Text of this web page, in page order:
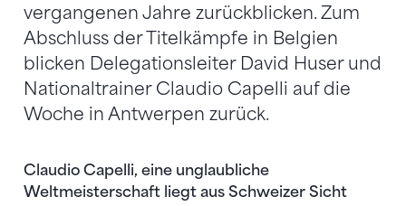
vergangenen Jahre zurückblicken. Zum
Abschluss der Titelkämpfe in Belgien
blicken Delegationsleiter David Huser und
Nationaltrainer Claudio Capelli auf die
Woche in Antwerpen zurück.
Claudio Capelli, eine unglaubliche
Weltmeisterschaft liegt aus Schweizer Sicht